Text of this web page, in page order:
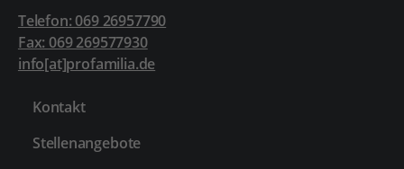
Telefon: 069 26957790
Fax: 069 269577930
info[at]profamilia.de
Kontakt
Stellenangebote